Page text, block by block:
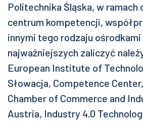
Politechnika Śląska, w ramach
centrum kompetencji,
innymi tego rodzaju
najważniejszych zaliczyć
European Institute of
Słowacja, Competence
Chamber of Commerce and
Austria, Industry 4.0